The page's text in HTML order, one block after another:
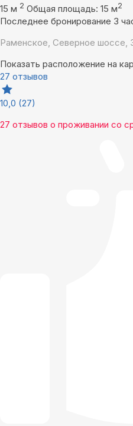
15 м 2 Общая площадь: 15 м2
Последнее бронирование 3
Раменское, Северное шоссе,
Показать расположение на
27 отзывов
10,0 (27)
27 отзывов о проживании со